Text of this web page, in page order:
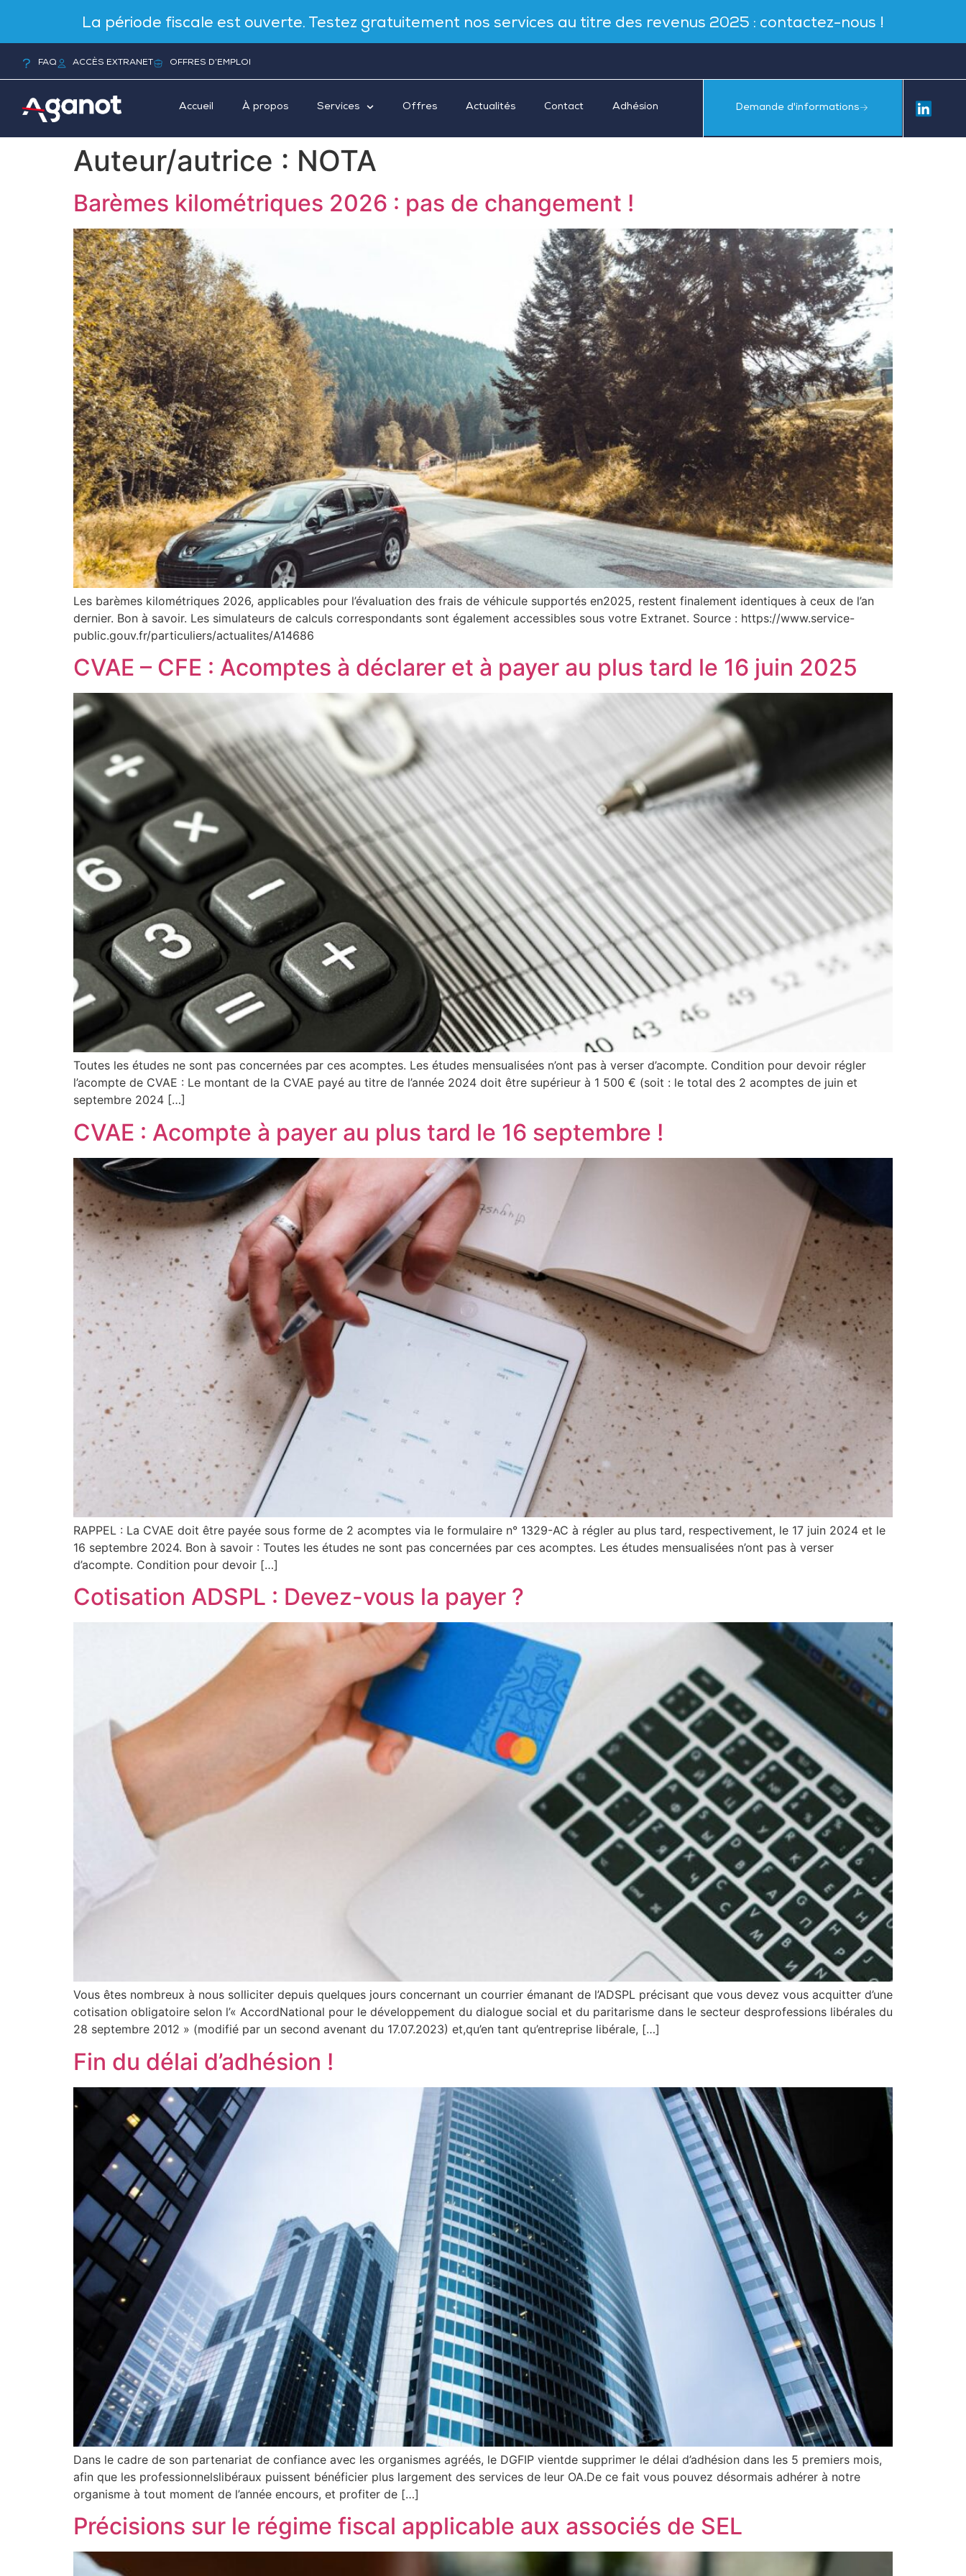
La période fiscale est ouverte. Testez gratuitement nos services au titre des revenus 2025 : contactez-nous !
FAQ ACCÈS EXTRANET OFFRES D’EMPLOI
Accueil À propos Services Offres Actualités Contact Adhésion Demande d'informations
Auteur/autrice : NOTA
Barèmes kilométriques 2026 : pas de changement !
Les barèmes kilométriques 2026, applicables pour l’évaluation des frais de véhicule supportés en2025, restent finalement identiques à ceux de l’an
dernier. Bon à savoir. Les simulateurs de calculs correspondants sont également accessibles sous votre Extranet. Source : https://www.service-
public.gouv.fr/particuliers/actualites/A14686
CVAE – CFE : Acomptes à déclarer et à payer au plus tard le 16 juin 2025
Toutes les études ne sont pas concernées par ces acomptes. Les études mensualisées n’ont pas à verser d’acompte. Condition pour devoir régler
l’acompte de CVAE : Le montant de la CVAE payé au titre de l’année 2024 doit être supérieur à 1 500 € (soit : le total des 2 acomptes de juin et
septembre 2024 […]
CVAE : Acompte à payer au plus tard le 16 septembre !
RAPPEL : La CVAE doit être payée sous forme de 2 acomptes via le formulaire n° 1329-AC à régler au plus tard, respectivement, le 17 juin 2024 et le
16 septembre 2024. Bon à savoir : Toutes les études ne sont pas concernées par ces acomptes. Les études mensualisées n’ont pas à verser
d’acompte. Condition pour devoir […]
Cotisation ADSPL : Devez-vous la payer ?
Vous êtes nombreux à nous solliciter depuis quelques jours concernant un courrier émanant de l’ADSPL précisant que vous devez vous acquitter d’une
cotisation obligatoire selon l’« AccordNational pour le développement du dialogue social et du paritarisme dans le secteur desprofessions libérales du
28 septembre 2012 » (modifié par un second avenant du 17.07.2023) et,qu’en tant qu’entreprise libérale, […]
Fin du délai d’adhésion !
Dans le cadre de son partenariat de confiance avec les organismes agréés, le DGFIP vientde supprimer le délai d’adhésion dans les 5 premiers mois,
afin que les professionnelslibéraux puissent bénéficier plus largement des services de leur OA.De ce fait vous pouvez désormais adhérer à notre
organisme à tout moment de l’année encours, et profiter de […]
Précisions sur le régime fiscal applicable aux associés de SEL